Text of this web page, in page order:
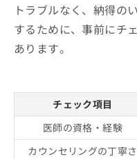
トラブルなく、納得の
するために、事前にチ
あります。
チェック項目
医師の資格・経験
カウンセリングの丁寧さ